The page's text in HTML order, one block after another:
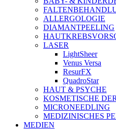
ALLERGOLOGIE
DIAMANTPEELING
LASER
LightSheer
Venus Versa
ResurFX
QuadroStar
HAUT & PSYCHE
KOSMETISCHE
MICRONEEDLING
MEDIZINISCHES
MEDIEN